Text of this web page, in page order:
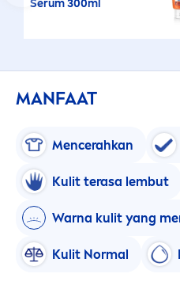
Serum 300ml
MANFAAT
Mencerahkan
Kulit terasa lembut
Warna kulit yang
Kulit Normal